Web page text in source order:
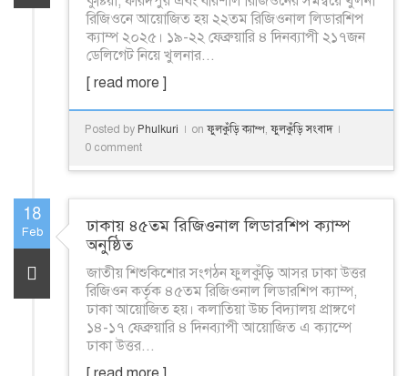
রিজিওনে আয়োজিত হয় ২২তম রিজিওনাল লিডারশিপ
ক্যাম্প ২০২৫। ১৯-২২ ফেব্রুয়ারি ৪ দিনব্যাপী ২১৭জন
ডেলিগেট নিয়ে খুলনার...
[ read more ]
Posted by Phulkuri on ফুলকুঁড়ি ক্যাম্প, ফুলকুঁড়ি সংবাদ
0 comment
18
Feb
ঢাকায় ৪৫তম রিজিওনাল লিডারশিপ ক্যাম্প
অনুষ্ঠিত
জাতীয় শিশুকিশোর সংগঠন ফুলকুঁড়ি আসর ঢাকা উত্তর
রিজিওন কর্তৃক ৪৫তম রিজিওনাল লিডারশিপ ক্যাম্প,
ঢাকা আয়োজিত হয়। কলাতিয়া উচ্চ বিদ্যালয় প্রাঙ্গণে
১৪-১৭ ফেব্রুয়ারি ৪ দিনব্যাপী আয়োজিত এ ক্যাম্পে
ঢাকা উত্তর...